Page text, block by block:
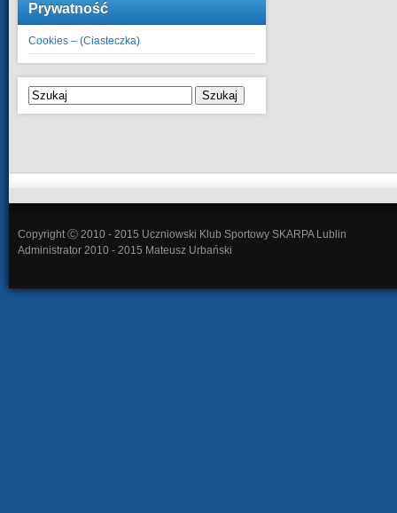
Prywatność
Cookies – (Ciasteczka)
Szukaj
Copyright Ⓒ 2010 - 2015 Uczniowski Klub Sportowy SKARPA Lublin
Administrator 2010 - 2015 Mateusz Urbański